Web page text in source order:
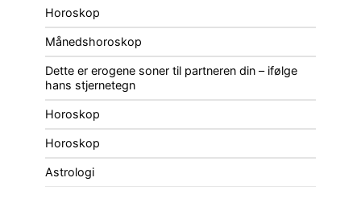
Horoskop
Månedshoroskop
Dette er erogene soner til partneren din – ifølge
hans stjernetegn
Horoskop
Horoskop
Astrologi